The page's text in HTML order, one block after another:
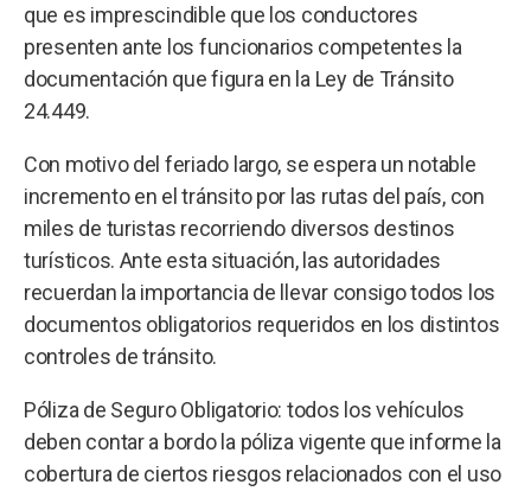
que es imprescindible que los conductores
presenten ante los funcionarios competentes la
documentación que figura en la Ley de Tránsito
24.449.
Con motivo del feriado largo, se espera un notable
incremento en el tránsito por las rutas del país, con
miles de turistas recorriendo diversos destinos
turísticos. Ante esta situación, las autoridades
recuerdan la importancia de llevar consigo todos los
documentos obligatorios requeridos en los distintos
controles de tránsito.
Póliza de Seguro Obligatorio: todos los vehículos
deben contar a bordo la póliza vigente que informe la
cobertura de ciertos riesgos relacionados con el uso